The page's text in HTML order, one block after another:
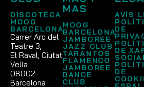
DISCOTECA
MOOG
BARCELONA
Carrer Arc del
Teatre 3,
El Raval, Ciutat
Vella
08002
Barcelona
MAS
MOOG
BARCELONA
JAMBOREE
JAZZ CLUB
TARANTOS
FLAMENCO
JAMBOREE
DANCE
CLUB
AVÍS
DE
DE
DE